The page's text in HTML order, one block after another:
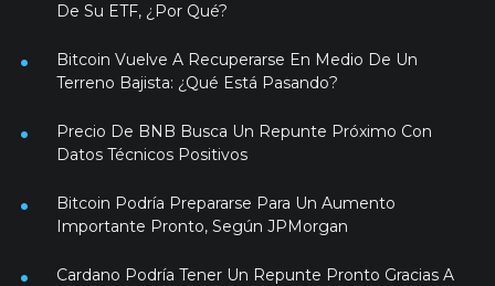
De Su ETF, ¿Por Qué?
Bitcoin Vuelve A Recuperarse En Medio De Un
Terreno Bajista: ¿Qué Está Pasando?
Precio De BNB Busca Un Repunte Próximo Con
Datos Técnicos Positivos
Bitcoin Podría Prepararse Para Un Aumento
Importante Pronto, Según JPMorgan
Cardano Podría Tener Un Repunte Pronto Gracias A